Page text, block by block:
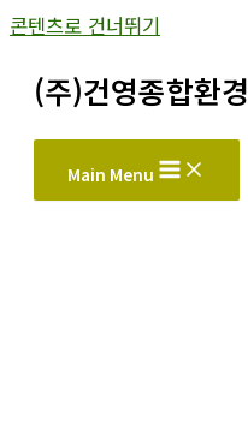
콘텐츠로 건너뛰기
(주)건영종합환경
Main Menu